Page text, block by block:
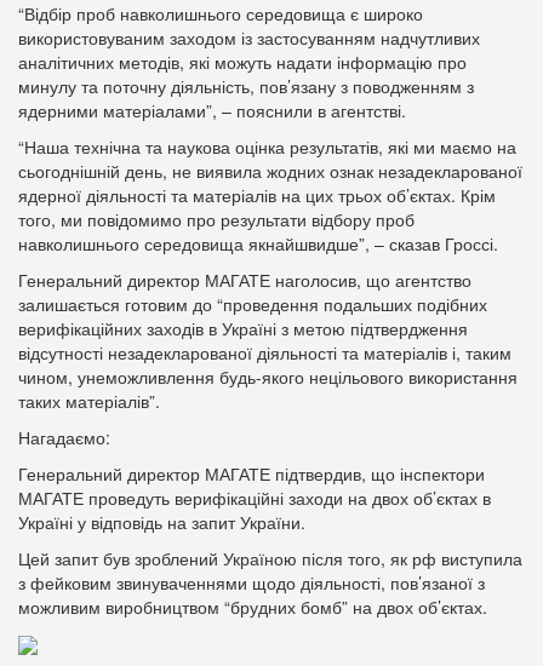
“Відбір проб навколишнього середовища є широко
використовуваним заходом із застосуванням надчутливих
аналітичних методів, які можуть надати інформацію про
минулу та поточну діяльність, пов’язану з поводженням з
ядерними матеріалами”, – пояснили в агентстві.
“Наша технічна та наукова оцінка результатів, які ми маємо на
сьогоднішній день, не виявила жодних ознак незадекларованої
ядерної діяльності та матеріалів на цих трьох об’єктах. Крім
того, ми повідомимо про результати відбору проб
навколишнього середовища якнайшвидше”, – сказав Гроссі.
Генеральний директор МАГАТЕ наголосив, що агентство
залишається готовим до “проведення подальших подібних
верифікаційних заходів в Україні з метою підтвердження
відсутності незадекларованої діяльності та матеріалів і, таким
чином, унеможливлення будь-якого нецільового використання
таких матеріалів”.
Нагадаємо:
Генеральний директор МАГАТЕ підтвердив, що інспектори
МАГАТЕ проведуть верифікаційні заходи на двох об’єктах в
Україні у відповідь на запит України.
Цей запит був зроблений Україною після того, як рф виступила
з фейковим звинуваченнями щодо діяльності, пов’язаної з
можливим виробництвом “брудних бомб” на двох об’єктах.